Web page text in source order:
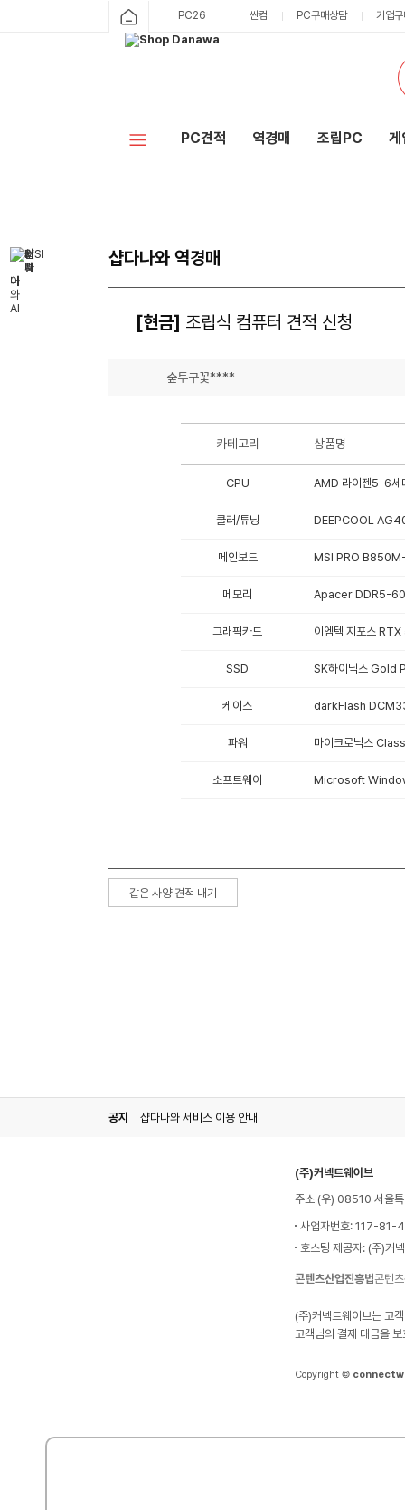
PC26 싼컴 PC구매상담 기업
PC견적 역경매 조립PC 게
샵다나와 역경매
[현금] 조립식 컴퓨터 견적 신청
숲투구꽃****
카테고리 상품명
CPU AMD 라이젠5-6세
쿨러/튜닝 DEEPCOOL
메인보드 MSI PRO
메모리 Apacer DDR5-
그래픽카드 이엠텍 지포스
SSD SK하이닉스 Gold
케이스 darkFlash
파워 마이크로닉스
소프트웨어 Microsoft
같은 사양 견적 내기
공지 샵다나와 서비스 이용 안내
(주)커넥트웨이브
주소 (우) 08510 서울
사업자번호: 117-81-
호스팅 제공자: (주)커
콘텐츠산업진흥법콘텐
(주)커넥트웨이브는 고
고객님의 결제 대금을
Copyright ©